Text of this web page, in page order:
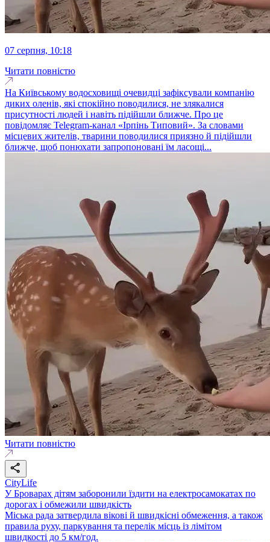
07 серпня, 10:18
Читати повністю
На Київському водосховищі очевидці зафіксували компанію
диких оленів, які спокійно поводилися, не злякалися
присутності людей і навіть підійшли ближче. Про це
повідомляє Telegram-канал «Ірпінь Типовий». За словами
місцевих жителів, тварини поводилися приязно й підійшли
ближче, щоб понюхати запропоновані їм ласощі...
Читати повністю
CityLife
У Броварах дітям заборонили їздити на електросамокатах по
дорогах і обмежили швидкість
Міська рада затвердила вікові й швидкісні обмеження, а також
правила руху, паркування та перелік місць із лімітом
швидкості до 5 км/год.